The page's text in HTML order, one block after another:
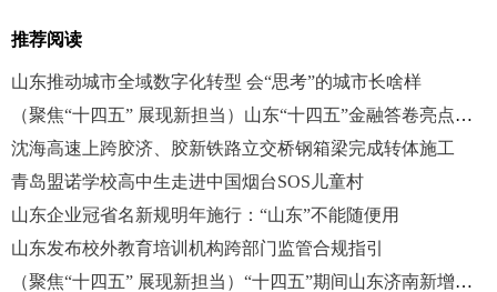
推荐阅读
山东推动城市全域数字化转型 会“思考”的城市长啥样
（聚焦“十四五” 展现新担当）山东“十四五”金融答卷亮点纷呈
沈海高速上跨胶济、胶新铁路立交桥钢箱梁完成转体施工
青岛盟诺学校高中生走进中国烟台SOS儿童村
山东企业冠省名新规明年施行：“山东”不能随便用
山东发布校外教育培训机构跨部门监管合规指引
（聚焦“十四五” 展现新担当）“十四五”期间山东济南新增学位23万余个